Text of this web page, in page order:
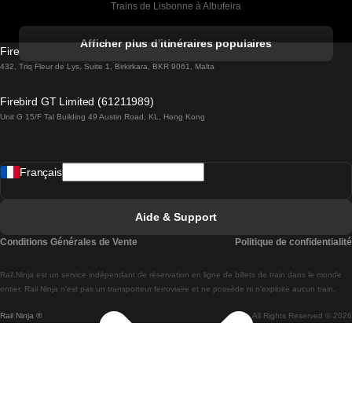
Trains de Lisbonne à Albufeira
Trains de Lisbonne à Lagos
Trains de Lisbonne à Madrid
Trains de Lisbonne à Braga
Trains de Braga à Lisbonne
Afficher plus d'itinéraires populaires
Firebird GT Limited (OC 1451)
432, Triq Fleur de Lys, Suite 1, Birkirkara, BKR 9061, Malta
Firebird GT Limited (61211989)
Unit G 15/F Tal Building 49 Austin Road, KL, Hong Kong
Rail Ninja ® All Rights Reserved © 2026
Rail.Ninja est un service indépendant de réservation en ligne de billets de train dans le monde
entier. Rail Ninja n'est pas un transporteur ferroviaire et ne possède ni n'exploite aucun train.
Français
Aide & Support
Conditions Générales de Vente Politique de confidentialité